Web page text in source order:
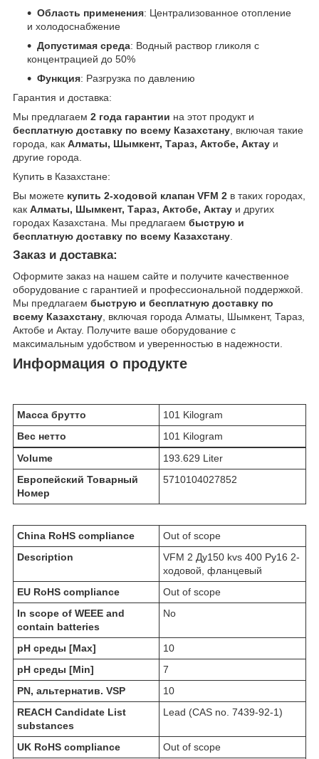
Область применения: Централизованное отопление
и холодоснабжение
Допустимая среда: Водный раствор гликоля с
концентрацией до 50%
Функция: Разгрузка по давлению
Гарантия и доставка:
Мы предлагаем 2 года гарантии на этот продукт и
бесплатную доставку по всему Казахстану , включая такие
города, как Алматы, Шымкент, Тараз, Актобе, Актау и
другие города.
Купить в Казахстане:
Вы можете купить 2-ходовой клапан VFM 2 в таких городах,
как Алматы, Шымкент, Тараз, Актобе, Актау и других
городах Казахстана. Мы предлагаем быструю и
бесплатную доставку по всему Казахстану
Заказ и доставка:
Оформите заказ на нашем сайте и получите качественное
оборудование с гарантией и профессиональной поддержкой.
Мы предлагаем быструю и бесплатную доставку по
всему Казахстану, включая города Алматы, Шымкент, Тараз,
Актобе и Актау. Получите ваше оборудование с
максимальным удобством и уверенностью в надежности.
Информация о продукте
Масса брутто
101 Kilogram
Вес нетто
101 Kilogram
Volume
193.629 Liter
Европейский Товарный
Номер
5710104027852
China RoHS compliance
Out of scope
Description
VFM 2 Ду150 kvs 400 Ру16 2-
ходовой, фланцевый
EU RoHS compliance
Out of scope
In scope of WEEE and
contain batteries
No
pH среды [Max]
10
pH среды [Min]
7
PN, альтернатив. VSP
10
REACH Candidate List
substances
Lead (CAS no. 7439-92-1)
UK RoHS compliance Out of scope